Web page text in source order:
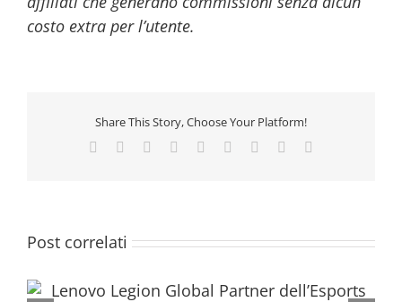
costo extra per l’utente.
Share This Story, Choose Your Platform!
Facebook
TwitterReddit LinkedInWhatsApp
TumblrPinterest
Post correlati